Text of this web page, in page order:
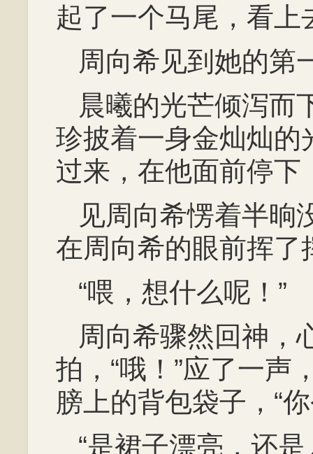
起了一个马尾，看
周向希见到她的第
晨曦的光芒倾泻而
珍披着一身金灿灿的
过来，在他面前停下
见周向希愣着半晌
在周向希的眼前挥了
“喂，想什么呢！”
周向希骤然回神，
拍，“哦！”应了一声
膀上的背包袋子，“
“是裙子漂亮，还